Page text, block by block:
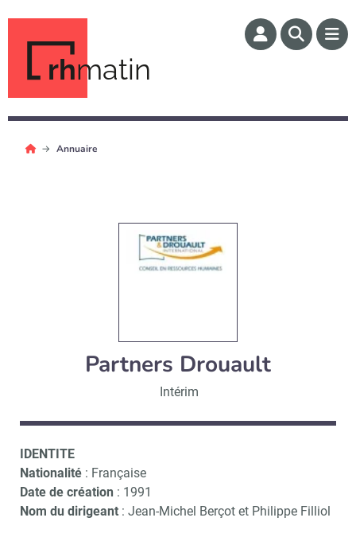
rhmatin
Annuaire
Partners Drouault
Intérim
IDENTITE
Nationalité : Française
Date de création : 1991
Nom du dirigeant : Jean-Michel Berçot et Philippe Filliol